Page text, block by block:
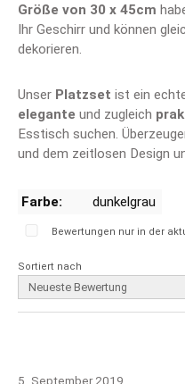
Größe von 30 x 45cm
Ihr Geschirr und können
dekorieren.
Unser Platzset ist ein
elegante und zugleich
Esstisch suchen.
und dem zeitlosen Design
Farbe: dunkelgrau
Bewertungen nur in der
Sortiert nach
5. September 2019